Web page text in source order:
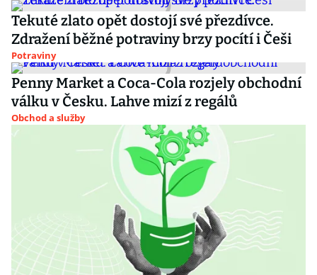
Tekuté zlato opět dostojí své přezdívce.
Zdražení běžné potraviny brzy pocítí i Češi
Potraviny
Penny Market a Coca-Cola rozjely obchodní
válku v Česku. Lahve mizí z regálů
Obchod a služby